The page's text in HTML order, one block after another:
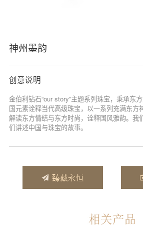
神州墨韵
创意说明
金伯利钻石“our story”主题系列珠宝，秉承东
国元素诠释当代高级珠宝，以一系列充满东方
解读东方情结与东方时尚，诠释国风雅韵。我
们讲述中国与珠宝的故事。
臻藏永恒